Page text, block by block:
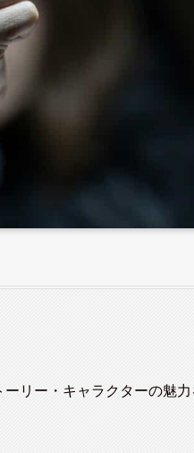
リー・キャラクターの魅